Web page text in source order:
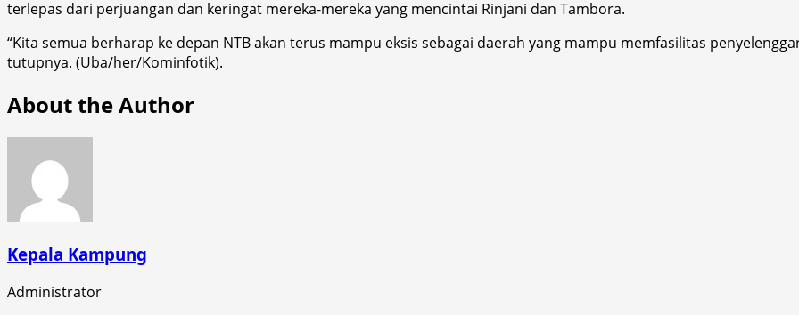
terlepas dari perjuangan dan keringat mereka-mereka yang mencintai Rinjani dan Tambora.
“Kita semua berharap ke depan NTB akan terus mampu eksis sebagai daerah yang mampu memfasilitas
tutupnya. (Uba/her/Kominfotik).
About the Author
Kepala Kampung
Administrator